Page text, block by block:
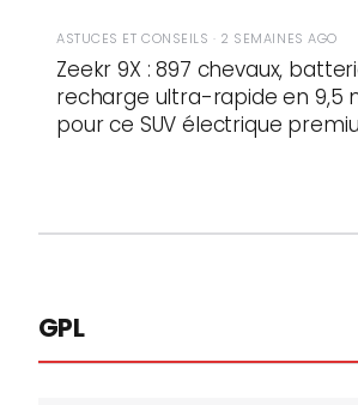
ASTUCES ET CONSEILS · 2 SEMAINES AGO
Zeekr 9X : 897 chevaux,
recharge ultra-rapide en 9,5
pour ce SUV électrique
GPL